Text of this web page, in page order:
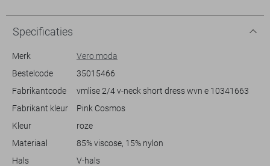
uitstraling, terwijl de delicate afwerking en plooitjes bij de taille voor
een verfijnde look zorgen.
De zomerse uitstraling van deze Vero Moda jurk maakt hem geschikt
met sandalen voor alledaagse stijl, of draag hem met sierlijke
accessoires voor een feestelijke touch. De duurzame materialen en
het doordachte ontwerp staan garant voor lang draagplezier. Of je nu
Meer informatie:
De totale lengte is 83 cm bij maat S.
Specificaties
Merk
Vero moda
Bestelcode
35015466
Fabrikantcode
vmlise 2/4 v-neck short dress wvn e 10341663
Fabrikant kleur
Pink Cosmos
Kleur
roze
Materiaal
85% viscose, 15% nylon
Hals
V-hals